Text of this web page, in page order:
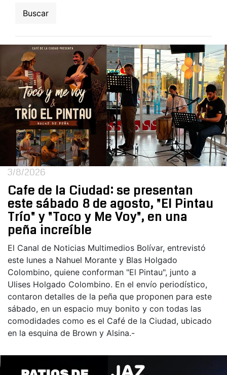
3/8/2026
Cafe de la Ciudad: se presentan
este sábado 8 de agosto, "El Pintau
Trío" y "Toco y Me Voy", en una
peña increíble
El Canal de Noticias Multimedios Bolívar, entrevistó
este lunes a Nahuel Morante y Blas Holgado
Colombino, quiene conforman "El Pintau", junto a
Ulises Holgado Colombino. En el envío periodístico,
contaron detalles de la peña que proponen para este
sábado, en un espacio muy bonito y con todas las
comodidades como es el Café de la Ciudad, ubicado
en la esquina de Brown y Alsina.-